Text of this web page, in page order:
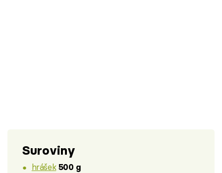
Suroviny
hrášek 500 g